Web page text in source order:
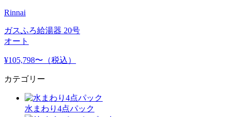
Rinnai
ガスふろ給湯器 20号
オート
¥105,798〜 （税込）
カテゴリー
水まわり4点パック